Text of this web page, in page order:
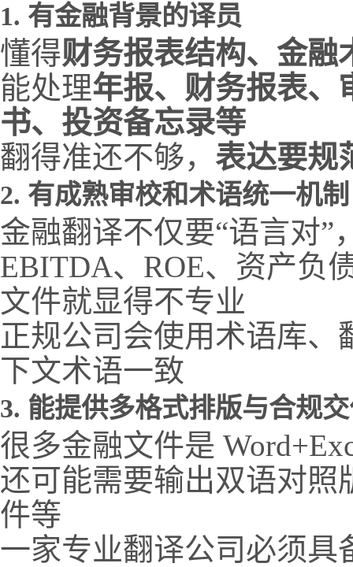
1. 有金融背景的译员
懂得财务报表结构、金融
能处理年报、财务报表、
书、投资备忘录等
翻得准还不够， 表达要规
2. 有成熟审校和术语统一机制
金融翻译不仅要“语言对”
EBITDA、ROE、资产负
文件就显得不专业
正规公司会使用术语库
下文术语一致
3. 能提供多格式排版与合规
很多金融文件是
还可能需要输出双语对照
件等
一家专业翻译公司必须具